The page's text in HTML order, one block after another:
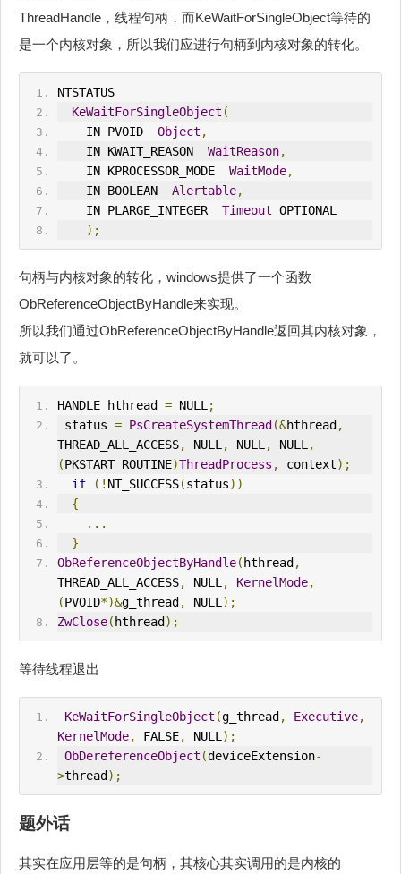
ThreadHandle，线程句柄，而KeWaitForSingleObject等待的
是一个内核对象，所以我们应进行句柄到内核对象的转化。
NTSTATUS
KeWaitForSingleObject (
    IN PVOID
Object ,
    IN KWAIT_REASON
WaitReason,
    IN KPROCESSOR_MODE
WaitMode,
    IN BOOLEAN
Alertable,
    IN PLARGE_INTEGER
Timeout OPTIONAL
);
句柄与内核对象的转化，windows提供了一个函数
ObReferenceObjectByHandle来实现。
所以我们通过ObReferenceObjectByHandle返回其内核对象，
就可以了。
HANDLE hthread = NULL ;
status = PsCreateSystemThread (&hthread ,
THREAD_ALL_ACCESS, NULL , NULL , NULL ,
(PKSTART_ROUTINE)ThreadProcess , context);
if
(! NT_SUCCESS(status))
{
...
}
ObReferenceObjectByHandle( hthread ,
THREAD_ALL_ACCESS, NULL , KernelMode,
(PVOID*)&g_thread , NULL );
ZwClose( hthread );
等待线程退出
KeWaitForSingleObject (g_thread , Executive,
KernelMode, FALSE, NULL );
ObDereferenceObject (deviceExtension-
>thread );
题外话
其实在应用层等的是句柄，其核心其实调用的是内核的